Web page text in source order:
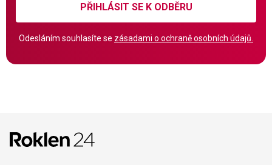
PŘIHLÁSIT SE K ODBĚRU
Odesláním souhlasíte se zásadami o ochraně osobních údajů.